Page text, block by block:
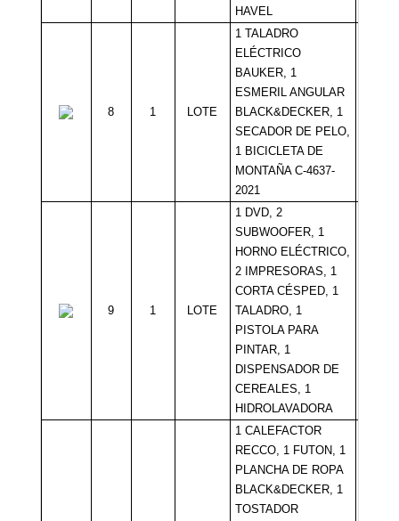
HAVEL
8 1 LOTE
1 TALADRO
ELÉCTRICO
BAUKER, 1
ESMERIL ANGULAR
BLACK&DECKER, 1
SECADOR DE PELO,
1 BICICLETA DE
MONTAÑA C-4637-
2021
9 1 LOTE
1 DVD, 2
SUBWOOFER, 1
HORNO ELÉCTRICO,
2 IMPRESORAS, 1
CORTA CÉSPED, 1
TALADRO, 1
PISTOLA PARA
PINTAR, 1
DISPENSADOR DE
CEREALES, 1
HIDROLAVADORA
1 CALEFACTOR
RECCO, 1 FUTON, 1
PLANCHA DE ROPA
BLACK&DECKER, 1
TOSTADOR